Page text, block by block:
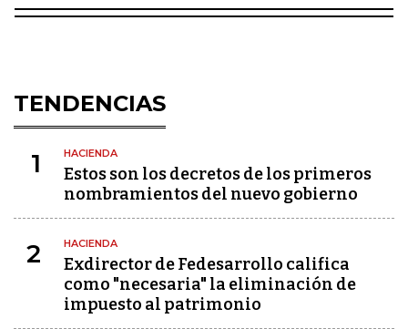
TENDENCIAS
1 HACIENDA
Estos son los decretos de los primeros
nombramientos del nuevo gobierno
2 HACIENDA
Exdirector de Fedesarrollo califica
como "necesaria" la eliminación de
impuesto al patrimonio